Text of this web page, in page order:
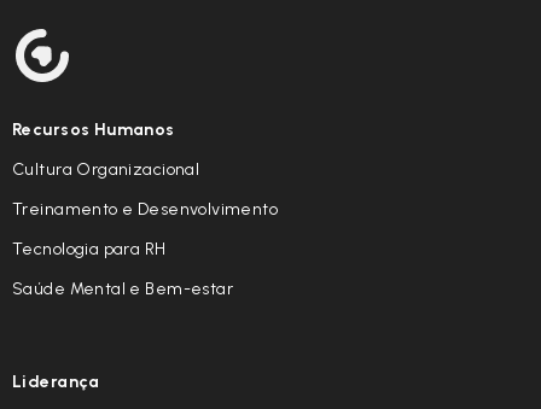
Recursos Humanos
Cultura Organizacional
Treinamento e Desenvolvimento
Tecnologia para RH
Saúde Mental e Bem-estar
Liderança